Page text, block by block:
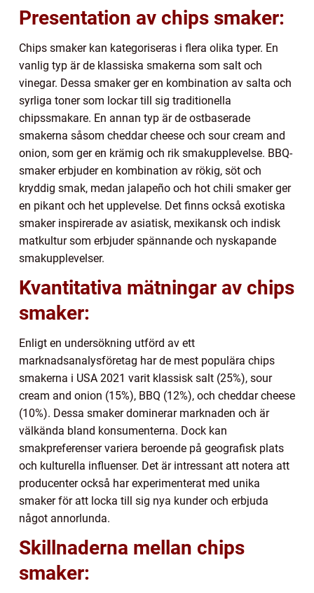
Presentation av chips smaker:
Chips smaker kan kategoriseras i flera olika typer. En
vanlig typ är de klassiska smakerna som salt och
vinegar. Dessa smaker ger en kombination av salta och
syrliga toner som lockar till sig traditionella
chipssmakare. En annan typ är de ostbaserade
smakerna såsom cheddar cheese och sour cream and
onion, som ger en krämig och rik smakupplevelse. BBQ-
smaker erbjuder en kombination av rökig, söt och
kryddig smak, medan jalapeño och hot chili smaker ger
en pikant och het upplevelse. Det finns också exotiska
smaker inspirerade av asiatisk, mexikansk och indisk
matkultur som erbjuder spännande och nyskapande
smakupplevelser.
Kvantitativa mätningar av chips
smaker:
Enligt en undersökning utförd av ett
marknadsanalysföretag har de mest populära chips
smakerna i USA 2021 varit klassisk salt (25%), sour
cream and onion (15%), BBQ (12%), och cheddar cheese
(10%). Dessa smaker dominerar marknaden och är
välkända bland konsumenterna. Dock kan
smakpreferenser variera beroende på geografisk plats
och kulturella influenser. Det är intressant att notera att
producenter också har experimenterat med unika
smaker för att locka till sig nya kunder och erbjuda
något annorlunda.
Skillnaderna mellan chips
smaker: